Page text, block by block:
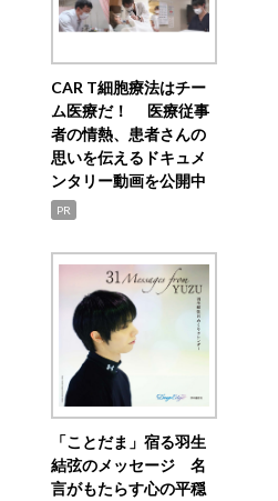
CAR T細胞療法はチー
ム医療だ！ 医療従事
者の情熱、患者さんの
思いを伝えるドキュメ
ンタリー動画を公開中
PR
「ことだま」宿る羽生
結弦のメッセージ 名
言がもたらす心の平穏